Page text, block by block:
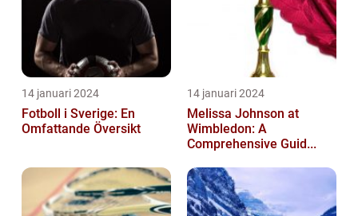
14 januari 2024
Fotboll i Sverige: En
Omfattande Översikt
14 januari 2024
Melissa Johnson at
Wimbledon: A
Comprehensive Guid...